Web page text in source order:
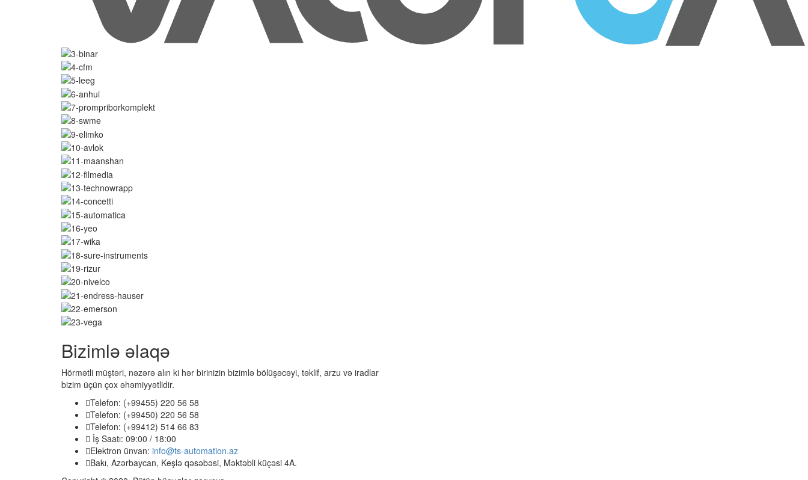
Bizimlə əlaqə
Hörmətli müştəri, nəzərə alın ki hər birinizin bizimlə bölüşəcəyi, təklif, arzu və iradlar
bizim üçün çox əhəmiyyətlidir.
Telefon: (+99455) 220 56 58
Telefon: (+99450) 220 56 58
Telefon: (+99412) 514 66 83
İş Saatı: 09:00 / 18:00
Elektron ünvan: info@ts-automation.az
Bakı, Azərbaycan, Keşlə qəsəbəsi, Məktəbli küçəsi 4A.